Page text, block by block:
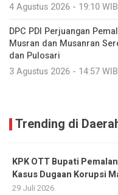
4 Agustus 2026 - 19:10 WIB
DPC PDI Perjuangan
Musran dan Musanran
dan Pulosari
3 Agustus 2026 - 14:57 WIB
Trending di
KPK OTT Bupati
Kasus Dugaan Korupsi
29 Juli 2026